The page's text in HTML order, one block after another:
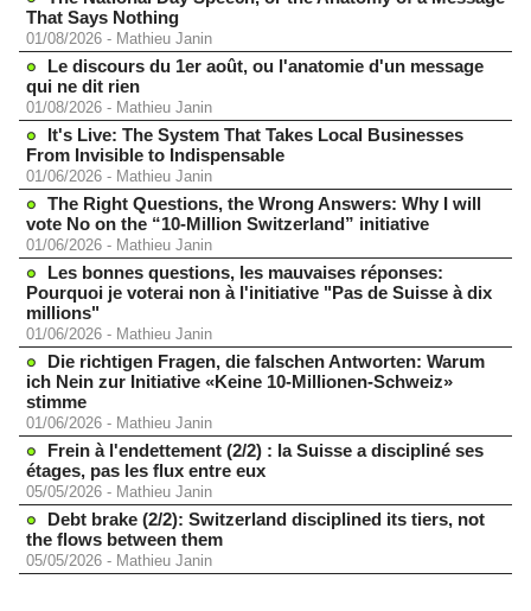
That Says Nothing
01/08/2026 - Mathieu Janin
Le discours du 1er août, ou l'anatomie d'un message
qui ne dit rien
01/08/2026 - Mathieu Janin
It's Live: The System That Takes Local Businesses
From Invisible to Indispensable
01/06/2026 - Mathieu Janin
The Right Questions, the Wrong Answers: Why I will
vote No on the “10-Million Switzerland” initiative
01/06/2026 - Mathieu Janin
Les bonnes questions, les mauvaises réponses:
Pourquoi je voterai non à l'initiative "Pas de Suisse à dix
millions"
01/06/2026 - Mathieu Janin
Die richtigen Fragen, die falschen Antworten: Warum
ich Nein zur Initiative «Keine 10-Millionen-Schweiz»
stimme
01/06/2026 - Mathieu Janin
Frein à l'endettement (2/2) : la Suisse a discipliné ses
étages, pas les flux entre eux
05/05/2026 - Mathieu Janin
Debt brake (2/2): Switzerland disciplined its tiers, not
the flows between them
05/05/2026 - Mathieu Janin